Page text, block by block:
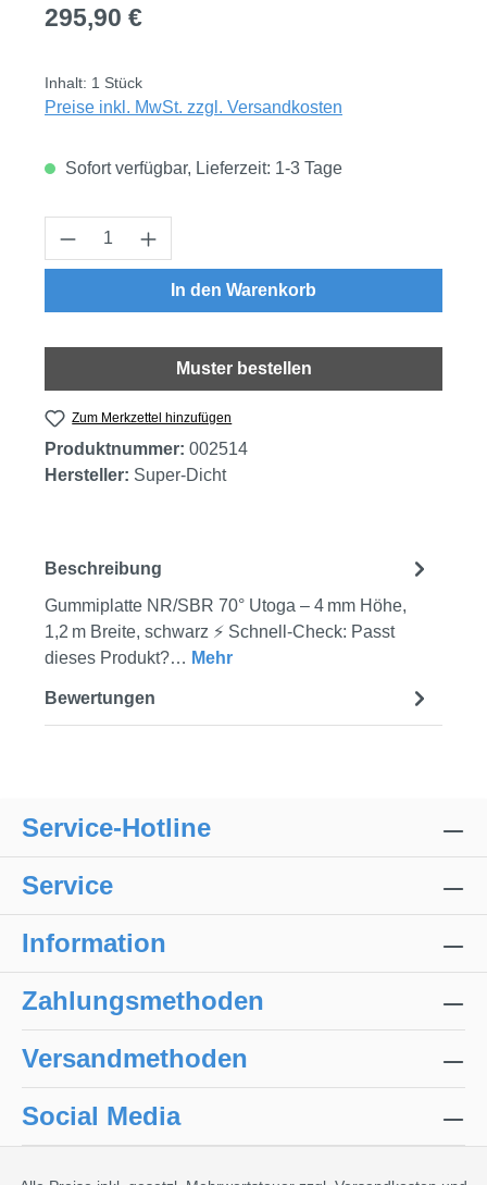
Regulärer Preis:
295,90 €
Inhalt: 1 Stück
Preise inkl. MwSt. zzgl. Versandkosten
Sofort verfügbar, Lieferzeit: 1-3 Tage
Produkt Anzahl: Gib den gewünschten
In den Warenkorb
Muster bestellen
Zum Merkzettel hinzufügen
Produktnummer: 002514
Hersteller: Super-Dicht
Beschreibung
Gummiplatte NR/SBR 70° Utoga – 4 mm Höhe,
1,2 m Breite, schwarz ⚡ Schnell-Check: Passt
dieses Produkt?… Mehr
Bewertungen
Service-Hotline
Service
Information
Zahlungsmethoden
Versandmethoden
Social Media